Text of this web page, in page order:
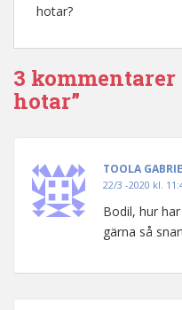
hotar?
3
hotar”
TOOLA
22/3 -2020 kl.
Bodil, hur
gärna så